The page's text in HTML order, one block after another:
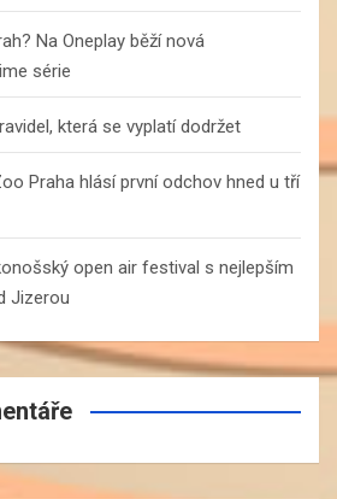
Na Oneplay běží nová
série
která se vyplatí dodržet
Praha hlásí první odchov hned u tří
open air festival s nejlepším
Jizerou